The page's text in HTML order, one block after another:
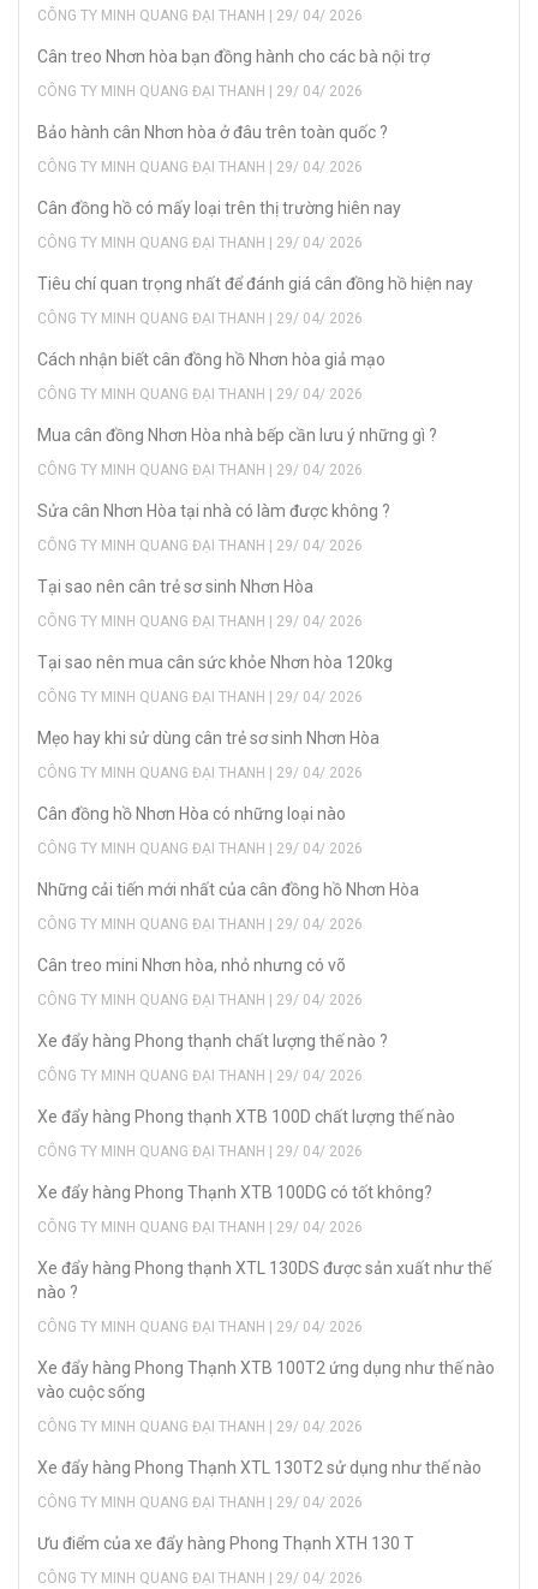
CÔNG TY MINH QUANG ĐẠI THANH | 29/ 04/ 2026
Cân treo Nhơn hòa bạn đồng hành cho các bà nội trợ
CÔNG TY MINH QUANG ĐẠI THANH | 29/ 04/ 2026
Bảo hành cân Nhơn hòa ở đâu trên toàn quốc ?
CÔNG TY MINH QUANG ĐẠI THANH | 29/ 04/ 2026
Cân đồng hồ có mấy loại trên thị trường hiên nay
CÔNG TY MINH QUANG ĐẠI THANH | 29/ 04/ 2026
Tiêu chí quan trọng nhất để đánh giá cân đồng hồ hiện nay
CÔNG TY MINH QUANG ĐẠI THANH | 29/ 04/ 2026
Cách nhận biết cân đồng hồ Nhơn hòa giả mạo
CÔNG TY MINH QUANG ĐẠI THANH | 29/ 04/ 2026
Mua cân đồng Nhơn Hòa nhà bếp cần lưu ý những gì ?
CÔNG TY MINH QUANG ĐẠI THANH | 29/ 04/ 2026
Sửa cân Nhơn Hòa tại nhà có làm được không ?
CÔNG TY MINH QUANG ĐẠI THANH | 29/ 04/ 2026
Tại sao nên cân trẻ sơ sinh Nhơn Hòa
CÔNG TY MINH QUANG ĐẠI THANH | 29/ 04/ 2026
Tại sao nên mua cân sức khỏe Nhơn hòa 120kg
CÔNG TY MINH QUANG ĐẠI THANH | 29/ 04/ 2026
Mẹo hay khi sử dùng cân trẻ sơ sinh Nhơn Hòa
CÔNG TY MINH QUANG ĐẠI THANH | 29/ 04/ 2026
Cân đồng hồ Nhơn Hòa có những loại nào
CÔNG TY MINH QUANG ĐẠI THANH | 29/ 04/ 2026
Những cải tiến mới nhất của cân đồng hồ Nhơn Hòa
CÔNG TY MINH QUANG ĐẠI THANH | 29/ 04/ 2026
Cân treo mini Nhơn hòa, nhỏ nhưng có võ
CÔNG TY MINH QUANG ĐẠI THANH | 29/ 04/ 2026
Xe đẩy hàng Phong thạnh chất lượng thế nào ?
CÔNG TY MINH QUANG ĐẠI THANH | 29/ 04/ 2026
Xe đẩy hàng Phong thạnh XTB 100D chất lượng thế nào
CÔNG TY MINH QUANG ĐẠI THANH | 29/ 04/ 2026
Xe đẩy hàng Phong Thạnh XTB 100DG có tốt không?
CÔNG TY MINH QUANG ĐẠI THANH | 29/ 04/ 2026
Xe đẩy hàng Phong thạnh XTL 130DS được sản xuất như thế
nào ?
CÔNG TY MINH QUANG ĐẠI THANH | 29/ 04/ 2026
Xe đẩy hàng Phong Thạnh XTB 100T2 ứng dụng như thế nào
vào cuộc sống
CÔNG TY MINH QUANG ĐẠI THANH | 29/ 04/ 2026
Xe đẩy hàng Phong Thạnh XTL 130T2 sử dụng như thế nào
CÔNG TY MINH QUANG ĐẠI THANH | 29/ 04/ 2026
Ưu điểm của xe đẩy hàng Phong Thạnh XTH 130 T
CÔNG TY MINH QUANG ĐẠI THANH | 29/ 04/ 2026